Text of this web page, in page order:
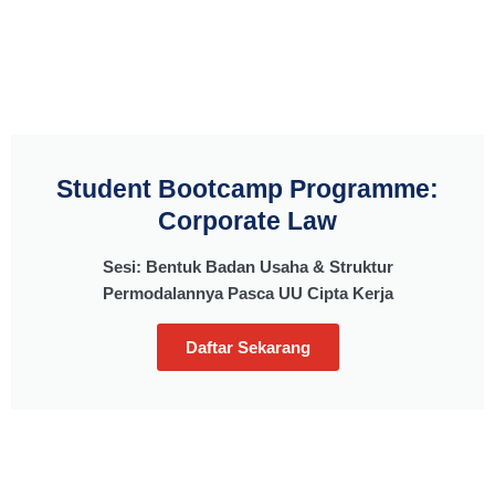
Student Bootcamp Programme:
Corporate Law
Sesi: Bentuk Badan Usaha & Struktur
Permodalannya Pasca UU Cipta Kerja
Daftar Sekarang